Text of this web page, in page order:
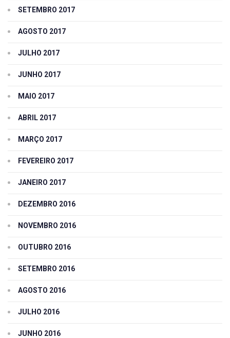
SETEMBRO 2017
AGOSTO 2017
JULHO 2017
JUNHO 2017
MAIO 2017
ABRIL 2017
MARÇO 2017
FEVEREIRO 2017
JANEIRO 2017
DEZEMBRO 2016
NOVEMBRO 2016
OUTUBRO 2016
SETEMBRO 2016
AGOSTO 2016
JULHO 2016
JUNHO 2016